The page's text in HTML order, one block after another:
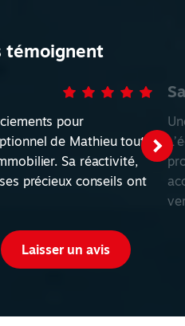
témoignent
pour
de Mathieu tout
Sa réactivité,
précieux conseils ont
Laisser un avis